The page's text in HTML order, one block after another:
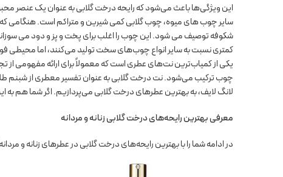
این ویژگی‌ها باعث می‌شود که رایحه درخت گلابی به عنوان یک عنصر
سایر چوب های میوه، چوب گلابی کمی شیرین و متراکم است. هنگامی
شکوفه توصیف می شود. این چوب را اغلب برای پخت و پز و دود می
کمتری نسبت به سایر انواع چوب‌های سخت تولید می‌کنند، اما محیطی
یکی از کمیاب‌ترین نت‌های عطری است که معمولاً برای ارائه مفهومی
چوب ترکیب می‌شود. نت درخت گلابی به عنوان تفسیر معطری از شبنم
لانگ لایف، به بهترین عطرهای درخت گلابی می‌پردازیم. اگر شما هم
معرفی بهترین رایحه‌های درخت گلابی زنانه و مردانه
در ادامه شما را با بهترین رایحه‌های درخت گلابی در عطرهای زنانه و